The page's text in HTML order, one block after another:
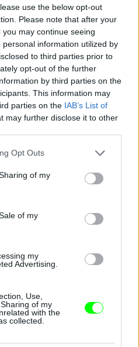
use the below opt-out
Please note that after your
may continue seeing
information utilized by
to third parties prior to
opt-out of the further
by third parties on the
This information may
parties on the IAB’s List of
may further disclose it to other
uses one or more Google
behaviour. You may click to
and its third-party tags to
purposes in below Google
Opt Outs
of my
of my
my
Advertising.
Use,
of my
with the
collected.
#14
kép!